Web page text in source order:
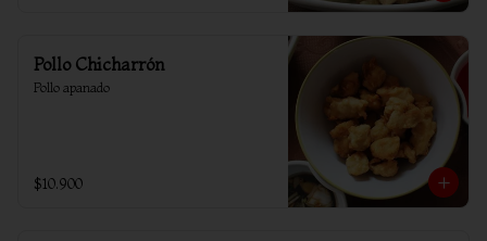
Pollo Chicharrón
Pollo apanado
$10.900